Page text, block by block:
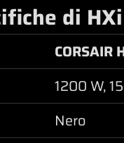
di
CORSAIR
1200 W,
Nero